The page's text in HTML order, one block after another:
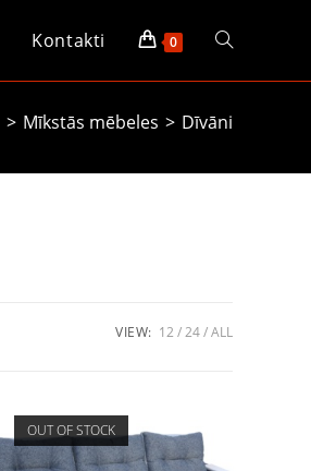
Kontakti 0 Toggle
website
> Mīkstās mēbeles > Dīvāni
VIEW: 12 24 ALL
OUT OF STOCK